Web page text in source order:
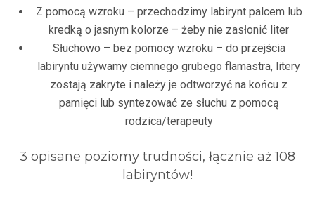
Z pomocą wzroku – przechodzimy labirynt palcem lub
kredką o jasnym kolorze – żeby nie zasłonić liter
Słuchowo – bez pomocy wzroku – do przejścia
labiryntu używamy ciemnego grubego flamastra, litery
zostają zakryte i należy je odtworzyć na końcu z
pamięci lub syntezować ze słuchu z pomocą
rodzica/terapeuty
3 opisane poziomy trudności, łącznie aż 108
labiryntów!